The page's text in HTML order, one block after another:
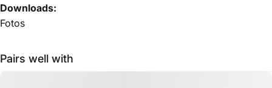
Downloads:
Fotos
Pairs well with